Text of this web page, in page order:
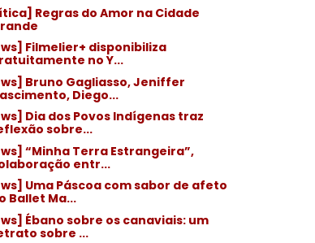
Regras do Amor na Cidade
Filmelier+ disponibiliza
no Y...
Bruno Gagliasso, Jeniffer
Diego...
Dia dos Povos Indígenas traz
sobre...
“Minha Terra Estrangeira”,
entr...
Uma Páscoa com sabor de afeto
Ballet Ma...
Ébano sobre os canaviais: um
sobre ...